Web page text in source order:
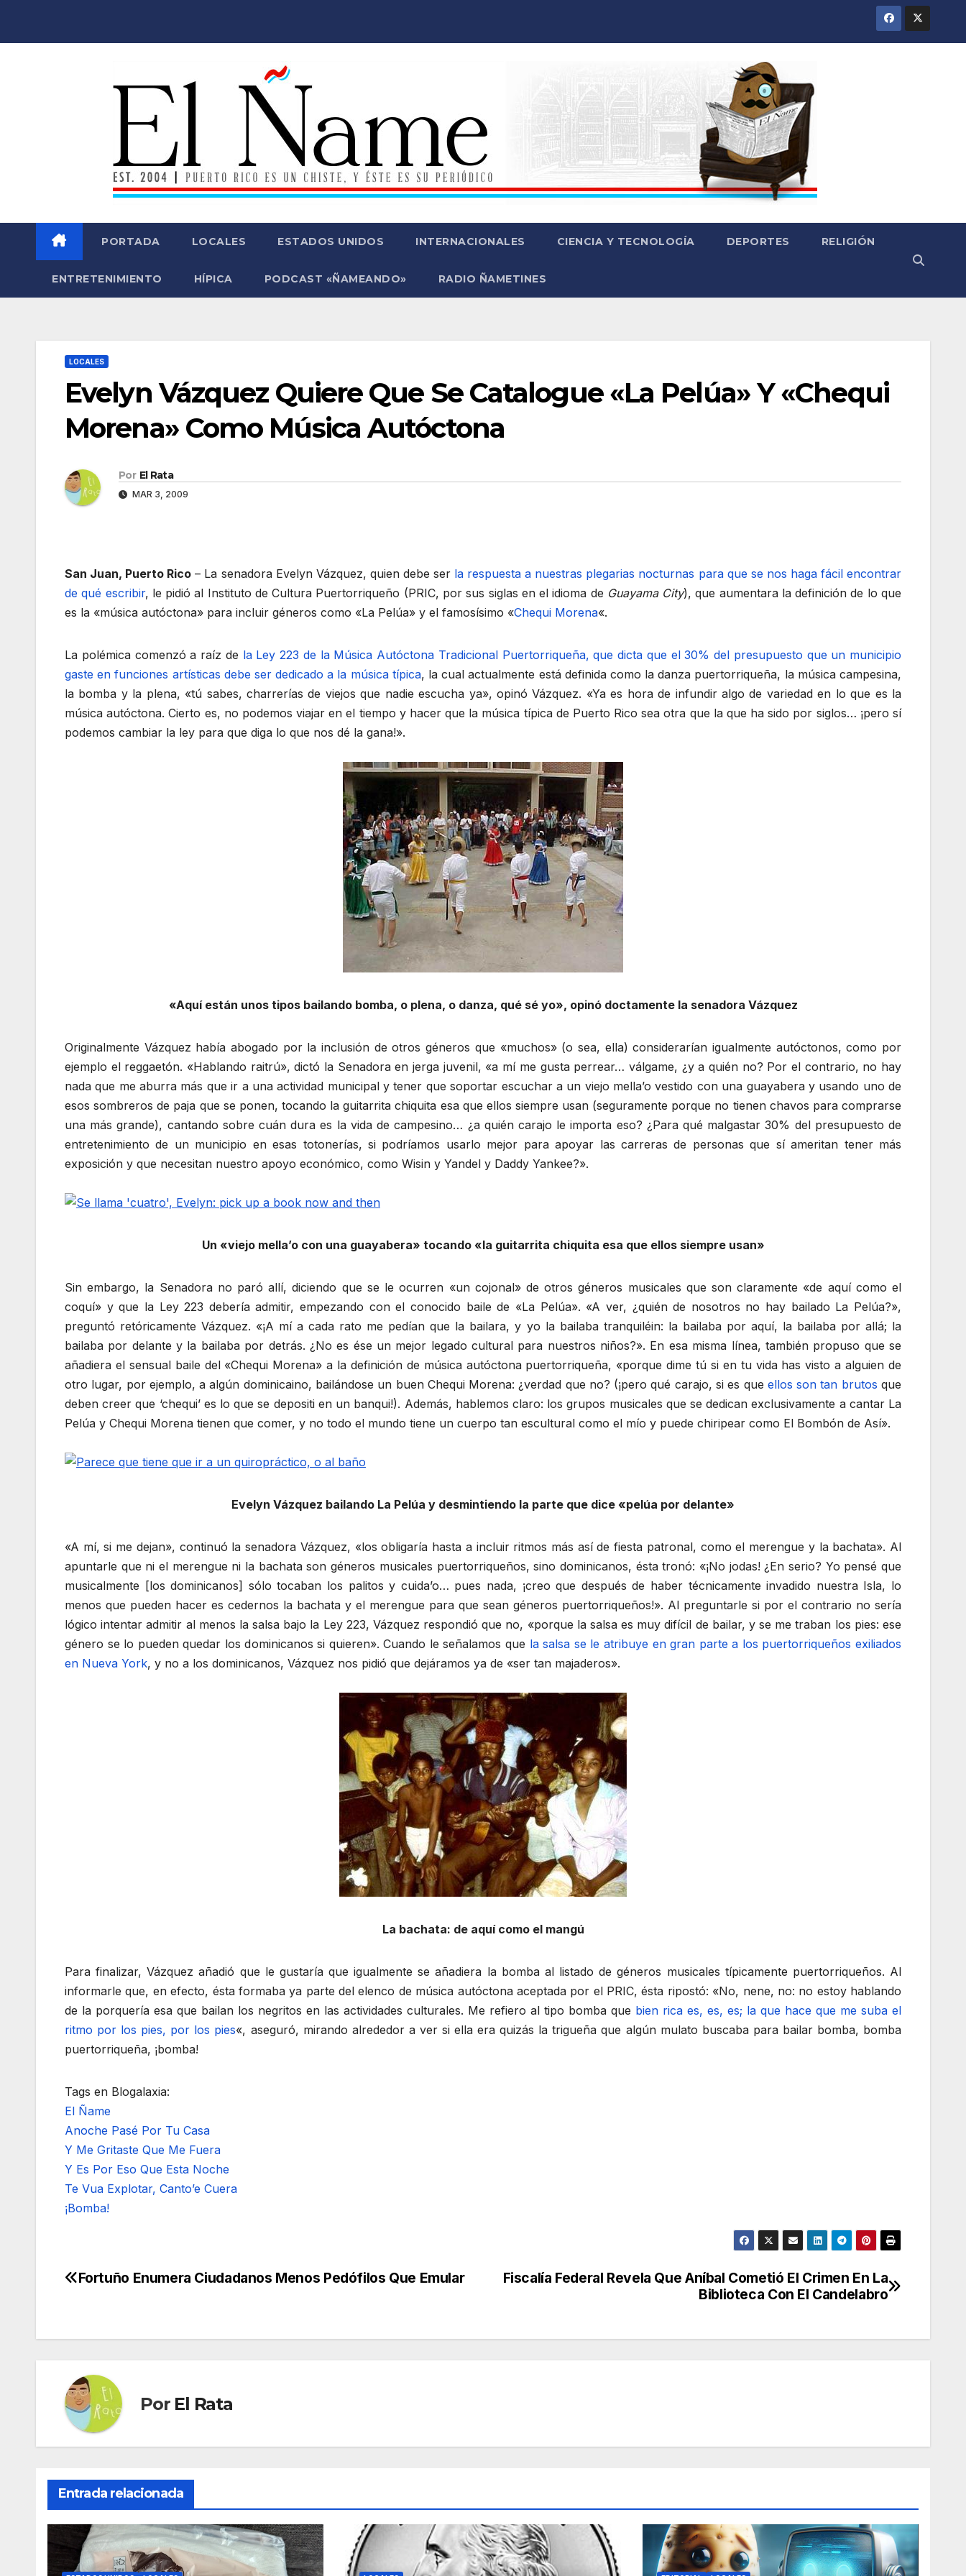
PORTADA LOCALES ESTADOS UNIDOS INTERNACIONALES CIENCIA Y TECNOLOGÍA DEPORTES RELIGIÓN
ENTRETENIMIENTO HÍPICA PODCAST «ÑAMEANDO» RADIO ÑAMETINES
LOCALES
Evelyn Vázquez Quiere Que Se Catalogue «La Pelúa» Y «Chequi
Morena» Como Música Autóctona
Por El Rata
MAR 3, 2009
San Juan, Puerto Rico – La senadora Evelyn Vázquez, quien debe ser la respuesta a nuestras plegarias nocturnas para que se nos haga fácil encontrar
de qué escribir, le pidió al Instituto de Cultura Puertorriqueño (PRIC, por sus siglas en el idioma de Guayama City), que aumentara la definición de lo que
es la «música autóctona» para incluir géneros como «La Pelúa» y el famosísimo «Chequi Morena«.
La polémica comenzó a raíz de la Ley 223 de la Música Autóctona Tradicional Puertorriqueña, que dicta que el 30% del presupuesto que un municipio
gaste en funciones artísticas debe ser dedicado a la música típica, la cual actualmente está definida como la danza puertorriqueña, la música campesina,
la bomba y la plena, «tú sabes, charrerías de viejos que nadie escucha ya», opinó Vázquez. «Ya es hora de infundir algo de variedad en lo que es la
música autóctona. Cierto es, no podemos viajar en el tiempo y hacer que la música típica de Puerto Rico sea otra que la que ha sido por siglos… ¡pero sí
podemos cambiar la ley para que diga lo que nos dé la gana!».
«Aquí están unos tipos bailando bomba, o plena, o danza, qué sé yo», opinó doctamente la senadora Vázquez
Originalmente Vázquez había abogado por la inclusión de otros géneros que «muchos» (o sea, ella) considerarían igualmente autóctonos, como por
ejemplo el reggaetón. «Hablando raitrú», dictó la Senadora en jerga juvenil, «a mí me gusta perrear… válgame, ¿y a quién no? Por el contrario, no hay
nada que me aburra más que ir a una actividad municipal y tener que soportar escuchar a un viejo mella’o vestido con una guayabera y usando uno de
esos sombreros de paja que se ponen, tocando la guitarrita chiquita esa que ellos siempre usan (seguramente porque no tienen chavos para comprarse
una más grande), cantando sobre cuán dura es la vida de campesino… ¿a quién carajo le importa eso? ¿Para qué malgastar 30% del presupuesto de
entretenimiento de un municipio en esas totonerías, si podríamos usarlo mejor para apoyar las carreras de personas que sí ameritan tener más
exposición y que necesitan nuestro apoyo económico, como Wisin y Yandel y Daddy Yankee?».
Un «viejo mella’o con una guayabera» tocando «la guitarrita chiquita esa que ellos siempre usan»
Sin embargo, la Senadora no paró allí, diciendo que se le ocurren «un cojonal» de otros géneros musicales que son claramente «de aquí como el
coquí» y que la Ley 223 debería admitir, empezando con el conocido baile de «La Pelúa». «A ver, ¿quién de nosotros no hay bailado La Pelúa?»,
preguntó retóricamente Vázquez. «¡A mí a cada rato me pedían que la bailara, y yo la bailaba tranquiléin: la bailaba por aquí, la bailaba por allá; la
bailaba por delante y la bailaba por detrás. ¿No es ése un mejor legado cultural para nuestros niños?». En esa misma línea, también propuso que se
añadiera el sensual baile del «Chequi Morena» a la definición de música autóctona puertorriqueña, «porque dime tú si en tu vida has visto a alguien de
otro lugar, por ejemplo, a algún dominicaino, bailándose un buen Chequi Morena: ¿verdad que no? (¡pero qué carajo, si es que ellos son tan brutos que
deben creer que ‘chequi’ es lo que se depositi en un banqui!). Además, hablemos claro: los grupos musicales que se dedican exclusivamente a cantar La
Pelúa y Chequi Morena tienen que comer, y no todo el mundo tiene un cuerpo tan escultural como el mío y puede chiripear como El Bombón de Así».
Evelyn Vázquez bailando La Pelúa y desmintiendo la parte que dice «pelúa por delante»
«A mí, si me dejan», continuó la senadora Vázquez, «los obligaría hasta a incluir ritmos más así de fiesta patronal, como el merengue y la bachata». Al
apuntarle que ni el merengue ni la bachata son géneros musicales puertorriqueños, sino dominicanos, ésta tronó: «¡No jodas! ¿En serio? Yo pensé que
musicalmente [los dominicanos] sólo tocaban los palitos y cuida’o… pues nada, ¡creo que después de haber técnicamente invadido nuestra Isla, lo
menos que pueden hacer es cedernos la bachata y el merengue para que sean géneros puertorriqueños!». Al preguntarle si por el contrario no sería
lógico intentar admitir al menos la salsa bajo la Ley 223, Vázquez respondió que no, «porque la salsa es muy difícil de bailar, y se me traban los pies: ese
género se lo pueden quedar los dominicanos si quieren». Cuando le señalamos que la salsa se le atribuye en gran parte a los puertorriqueños exiliados
en Nueva York, y no a los dominicanos, Vázquez nos pidió que dejáramos ya de «ser tan majaderos».
La bachata: de aquí como el mangú
Para finalizar, Vázquez añadió que le gustaría que igualmente se añadiera la bomba al listado de géneros musicales típicamente puertorriqueños. Al
informarle que, en efecto, ésta formaba ya parte del elenco de música autóctona aceptada por el PRIC, ésta ripostó: «No, nene, no: no estoy hablando
de la porquería esa que bailan los negritos en las actividades culturales. Me refiero al tipo bomba que bien rica es, es, es; la que hace que me suba el
ritmo por los pies, por los pies«, aseguró, mirando alrededor a ver si ella era quizás la trigueña que algún mulato buscaba para bailar bomba, bomba
puertorriqueña, ¡bomba!
Tags en Blogalaxia:
El Ñame
Anoche Pasé Por Tu Casa
Y Me Gritaste Que Me Fuera
Y Es Por Eso Que Esta Noche
Te Vua Explotar, Canto’e Cuera
¡Bomba!
Navegación
entradas
Fiscalía Federal Revela Que Aníbal Cometió El Crimen En La
Biblioteca Con El Candelabro
Fortuño Enumera Ciudadanos Menos Pedófilos Que Emular
Por El Rata
Entrada relacionada